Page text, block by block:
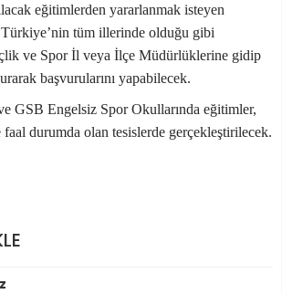
eğitimlerden yararlanmak isteyen
n tüm illerinde olduğu gibi
ve Spor İl veya İlçe Müdürlüklerine gidip
başvurularını yapabilecek.
GSB Engelsiz Spor Okullarında eğitimler,
faal durumda olan tesislerde gerçekleştirilecek.